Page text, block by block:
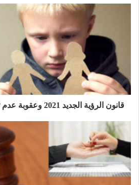
قانون الرؤية الجديد 2021 وعقوبة عدم تنفيذ حكم الرؤية 2022